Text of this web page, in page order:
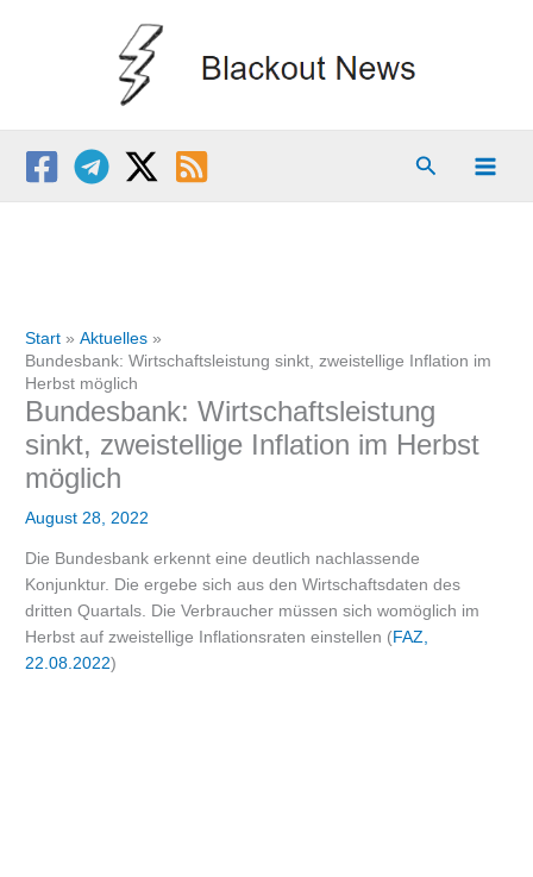
Suchen
Start
Aktuelles
Bundesbank: Wirtschaftsleistung sinkt, zweistellige Inflation im
Herbst möglich
Bundesbank: Wirtschaftsleistung
sinkt, zweistellige Inflation im Herbst
möglich
August 28, 2022
Die Bundesbank erkennt eine deutlich nachlassende
Konjunktur. Die ergebe sich aus den Wirtschaftsdaten des
dritten Quartals. Die Verbraucher müssen sich womöglich im
Herbst auf zweistellige Inflationsraten einstellen (FAZ,
22.08.2022)